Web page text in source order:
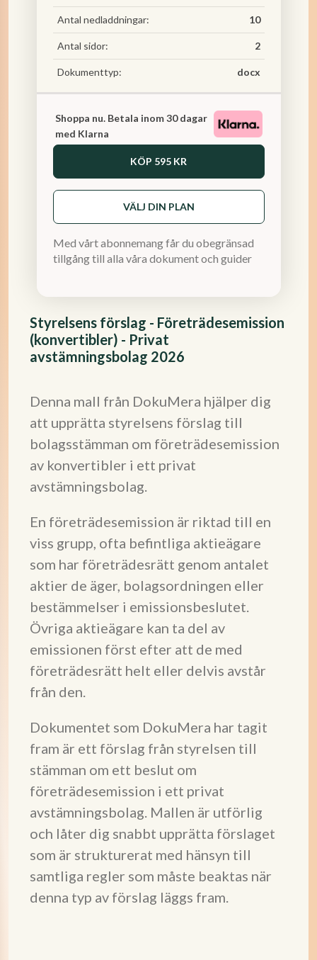
Styrelsens förslag - Företrädesemission
(konvertibler) - Privat
avstämningsbolag 2026
Denna mall från DokuMera hjälper dig
att upprätta styrelsens förslag till
bolagsstämman om företrädesemission
av konvertibler i ett privat
avstämningsbolag.
En företrädesemission är riktad till en
viss grupp, ofta befintliga aktieägare
som har företrädesrätt genom antalet
aktier de äger, bolagsordningen eller
bestämmelser i emissionsbeslutet.
Övriga aktieägare kan ta del av
emissionen först efter att de med
företrädesrätt helt eller delvis avstår
från den.
Dokumentet som DokuMera har tagit
fram är ett förslag från styrelsen till
stämman om ett beslut om
företrädesemission i ett privat
avstämningsbolag. Mallen är utförlig
och låter dig snabbt upprätta förslaget
som är strukturerat med hänsyn till
samtliga regler som måste beaktas när
denna typ av förslag läggs fram.
Antal nedladdningar: 10
Antal sidor: 2
Dokumenttyp: docx
Shoppa nu. Betala inom 30 dagar
med Klarna
KÖP 595 KR
VÄLJ DIN PLAN
Med vårt abonnemang får du obegränsad
tillgång till alla våra dokument och guider